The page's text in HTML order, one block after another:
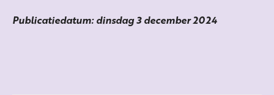
Publicatiedatum: dinsdag 3 december 2024